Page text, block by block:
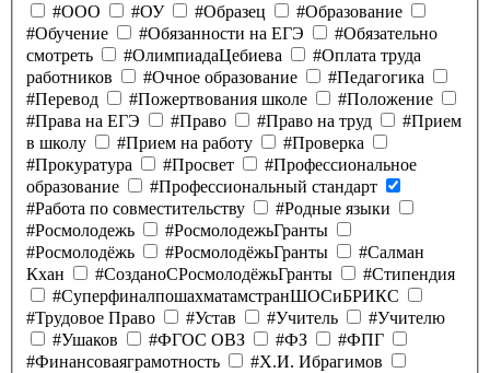
#ООО
#ОУ #Образец
#Образование
#Обучение
#Обязанности на ЕГЭ
#Обязательно
смотреть
#ОлимпиадаЦебиева
#Оплата труда
работников
#Очное образование
#Педагогика
#Перевод
#Пожертвования школе
#Положение
#Права на ЕГЭ
#Право #Право на труд
#Прием
в школу
#Прием на работу
#Проверка
#Прокуратура
#Просвет
#Профессиональное
образование
#Профессиональный стандарт
#Работа по совместительству
#Родные языки
#Росмолодежь
#РосмолодежьГранты
#Росмолодёжь
#РосмолодёжьГранты
#Салман
Кхан
#СозданоСРосмолодёжьГранты
#Стипендия
#СуперфиналпошахматамстранШОСиБРИКС
#Трудовое Право
#Устав #Учитель
#Учителю
#Ушаков
#ФГОС ОВЗ #ФЗ
#ФПГ
#Финансоваяграмотность
#Х.И. Ибрагимов